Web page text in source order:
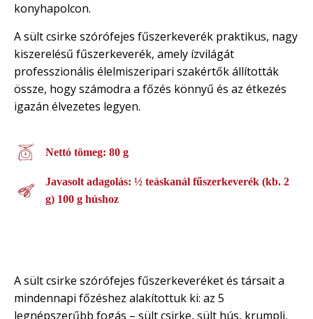
konyhapolcon.
A sült csirke szórófejes fűszerkeverék praktikus, nagy
kiszerelésű fűszerkeverék, amely ízvilágát
professzionális élelmiszeripari szakértők állították
össze, hogy számodra a főzés könnyű és az étkezés
igazán élvezetes legyen.
Nettó tömeg: 80 g
Javasolt adagolás: ½ teáskanál fűszerkeverék (kb. 2
g) 100 g húshoz
A sült csirke szórófejes fűszerkeveréket és társait a
mindennapi főzéshez alakítottuk ki: az 5
legnépszerűbb fogás – sült csirke, sült hús, krumpli,